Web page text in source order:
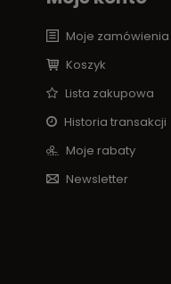
Moje zamówienia
Koszyk
Lista zakupowa
Historia transakcji
Moje rabaty
Newsletter